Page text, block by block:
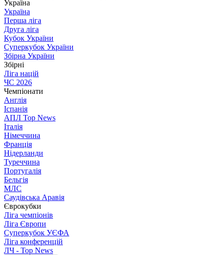
Україна
Україна
Перша ліга
Друга ліга
Кубок України
Суперкубок України
Збірна України
Збірні
Ліга націй
ЧС 2026
Чемпіонати
Англія
Іспанія
АПЛ Top News
Італія
Німеччина
Франція
Нідерланди
Туреччина
Португалія
Бельгія
МЛС
Саудівська Аравія
Єврокубки
Ліга чемпіонів
Ліга Європи
Суперкубок УЄФА
Ліга конференцій
ЛЧ - Top News